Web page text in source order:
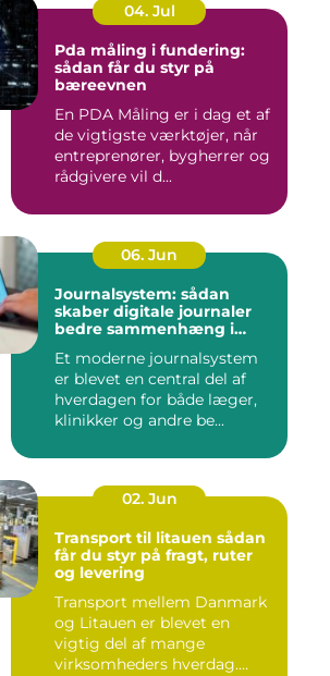
04. Jul
Pda måling i fundering:
sådan får du styr på
bæreevnen
En PDA Måling er i dag et af
de vigtigste værktøjer, når
entreprenører, bygherrer og
rådgivere vil d...
06. Jun
Journalsystem: sådan
skaber digitale journaler
bedre sammenhæng i
Et moderne journalsystem
er blevet en central del af
hverdagen for både læger,
klinikker og andre be...
02. Jun
Transport til litauen sådan
får du styr på fragt, ruter
og levering
Transport mellem Danmark
og Litauen er blevet en
vigtig del af mange
virksomheders hverdag.